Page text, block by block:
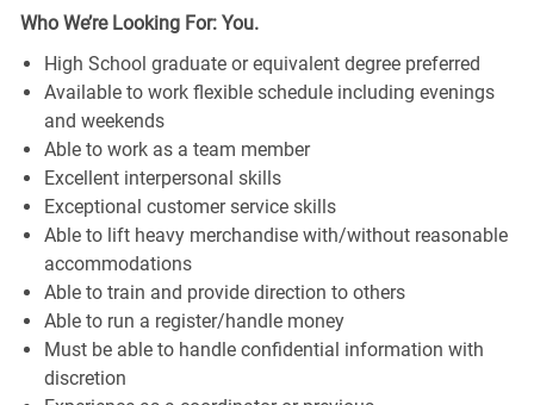
Who We’re Looking For: You.
High School graduate or equivalent degree preferred
Available to work flexible schedule including evenings
and weekends
Able to work as a team member
Excellent interpersonal skills
Exceptional customer service skills
Able to lift heavy merchandise with/without reasonable
accommodations
Able to train and provide direction to others
Able to run a register/handle money
Must be able to handle confidential information with
discretion